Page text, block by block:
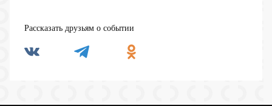
Рассказать друзьям о событии